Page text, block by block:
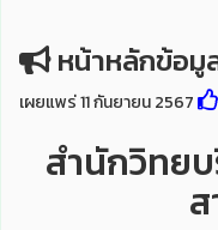
หน้าหลักข้อมู
เผยแพร่ 11 กันยายน 2567
สำนักวิทยบ